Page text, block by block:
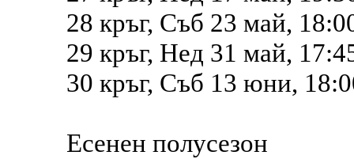
28 кръг, Съб 23 май,
29 кръг, Нед 31 май,
30 кръг, Съб 13 юни,
Есенен полусезон